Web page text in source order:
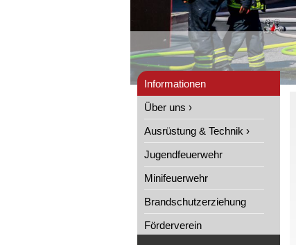
Informationen
Über uns ›
Ausrüstung & Technik ›
Jugendfeuerwehr
Minifeuerwehr
Brandschutzerziehung
Förderverein